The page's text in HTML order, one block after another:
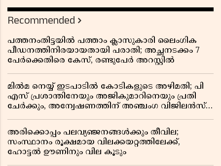
Recommended
പത്തനംതിട്ടയിൽ പത്താം ക്ലാസുകാരി ലൈംഗിക
പീഡനത്തിനിരയായതായി പരാതി; അച്ഛനടക്കം 7
പേർക്കെതിരെ കേസ്, രണ്ടുപേർ അറസ്റ്റിൽ
മിൽമ നെയ്യ് ഇടപാടിൽ കോടികളുടെ അഴിമതി; പി
എസ് പ്രശാന്തിനേയും അജികുമാറിനെയും പ്രതി
ചേർക്കും, അന്വേഷണത്തിന് അഞ്ചംഗ വിജിലൻസ്
അരിക്കൊപ്പം പലവ്യഞ്ജനങ്ങൾക്കും തീവില;
സംസ്ഥാനം രൂക്ഷമായ വിലക്കയറ്റത്തിലേക്ക്,
ഹോട്ടൽ ഊണിനും വില കൂടും